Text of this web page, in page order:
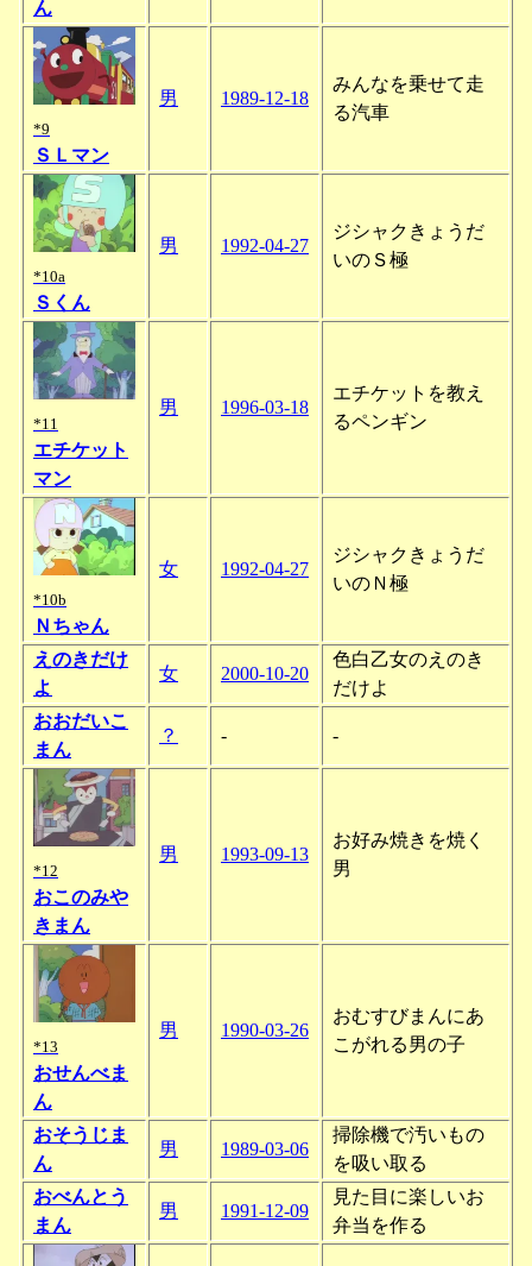
ん
*9
ＳＬマン
男 1989-12-18
みんなを乗せて走
る汽車
*10a
Ｓくん
男 1992-04-27
ジシャクきょうだ
いのＳ極
*11
エチケット
マン
男 1996-03-18
エチケットを教え
るペンギン
*10b
Ｎちゃん
女 1992-04-27
ジシャクきょうだ
いのＮ極
えのきだけ
よ
女 2000-10-20
色白乙女のえのき
だけよ
おおだいこ
まん
？ - -
*12
おこのみや
きまん
男 1993-09-13
お好み焼きを焼く
男
*13
おせんべま
ん
男 1990-03-26
おむすびまんにあ
こがれる男の子
おそうじま
ん
男 1989-03-06
掃除機で汚いもの
を吸い取る
おべんとう
まん
男 1991-12-09
見た目に楽しいお
弁当を作る